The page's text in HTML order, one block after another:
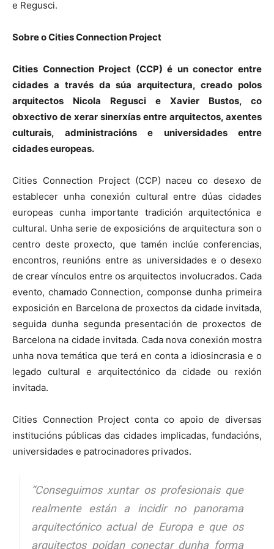
e Regusci.
Sobre o Cities Connection Project
Cities Connection Project (CCP) é un conector entre
cidades a través da súa arquitectura, creado polos
arquitectos Nicola Regusci e Xavier Bustos, co
obxectivo de xerar sinerxías entre arquitectos, axentes
culturais, administracións e universidades entre
cidades europeas.
Cities Connection Project (CCP) naceu co desexo de
establecer unha conexión cultural entre dúas cidades
europeas cunha importante tradición arquitectónica e
cultural. Unha serie de exposicións de arquitectura son o
centro deste proxecto, que tamén inclúe conferencias,
encontros, reunións entre as universidades e o desexo
de crear vínculos entre os arquitectos involucrados. Cada
evento, chamado Connection, componse dunha primeira
exposición en Barcelona de proxectos da cidade invitada,
seguida dunha segunda presentación de proxectos de
Barcelona na cidade invitada. Cada nova conexión mostra
unha nova temática que terá en conta a idiosincrasia e o
legado cultural e arquitectónico da cidade ou rexión
invitada.
Cities Connection Project conta co apoio de diversas
institucións públicas das cidades implicadas, fundacións,
universidades e patrocinadores privados.
“Conseguimos xuntar os profesionais que
realmente están a incidir no panorama
arquitectónico actual de Europa e que os
arquitectos poidan conectar dunha forma